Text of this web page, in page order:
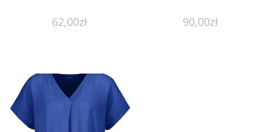
62,00zł 90,00zł